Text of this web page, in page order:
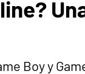
Boy y